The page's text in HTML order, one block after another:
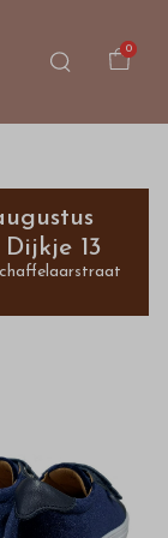
0
13